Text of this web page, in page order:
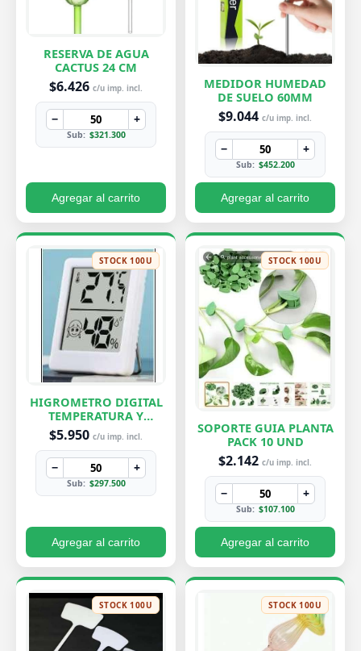
RESERVA DE AGUA
CACTUS 24 CM
$6.426 c/u imp. incl.
− +
Sub: $321.300
Agregar al carrito
MEDIDOR HUMEDAD
DE SUELO 60MM
$9.044 c/u imp. incl.
− +
Sub: $452.200
Agregar al carrito
STOCK 100U
HIGROMETRO DIGITAL
TEMPERATURA Y
HUMEDAD
$5.950 c/u imp. incl.
− +
Sub: $297.500
Agregar al carrito
STOCK 100U
SOPORTE GUIA PLANTA
PACK 10 UND
$2.142 c/u imp. incl.
− +
Sub: $107.100
Agregar al carrito
STOCK 100U STOCK 100U